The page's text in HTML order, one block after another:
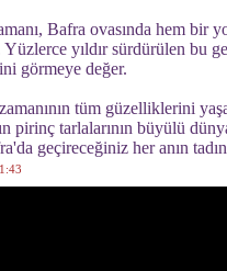
Bafra ovasında hem bir
Yüzlerce yıldır sürdürülen
görmeye değer.
tüm güzelliklerini
pirinç tarlalarının büyülü
geçireceğiniz her anın